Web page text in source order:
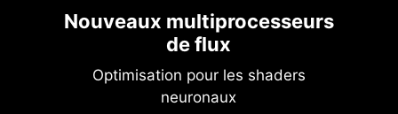
Nouveaux multiprocesseurs
de flux
Optimisation pour les shaders
neuronaux